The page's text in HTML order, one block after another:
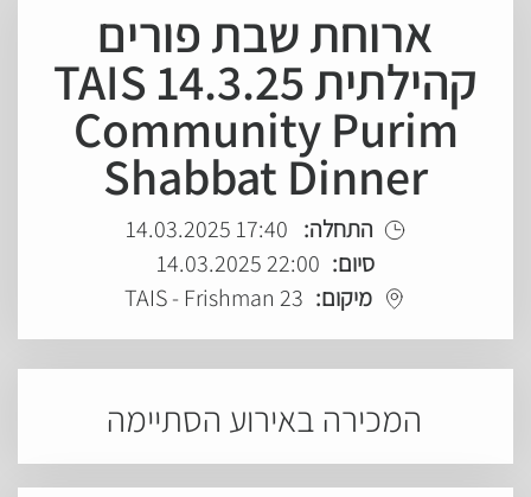
ארוחת שבת פורים
קהילתית 14.3.25 TAIS
Community Purim
Shabbat Dinner
התחלה: 17:40 14.03.2025
סיום: 22:00 14.03.2025
מיקום: TAIS - Frishman 23
המכירה באירוע הסתיימה